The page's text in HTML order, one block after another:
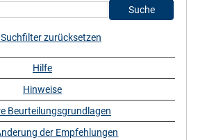
zurücksetzen
Hilfe
Hinweise
Beurteilungsgrundlagen
der Empfehlungen